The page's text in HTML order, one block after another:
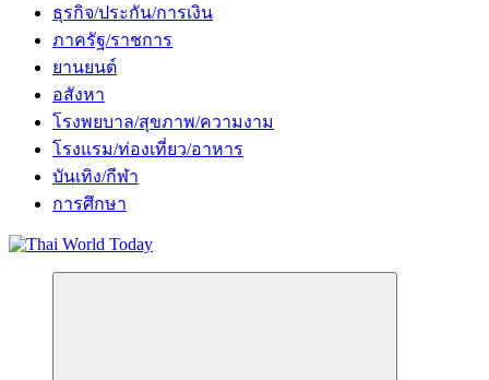
ธุรกิจ/ประกัน/การเงิน
ภาครัฐ/ราชการ
ยานยนต์
อสังหา
โรงพยบาล/สุขภาพ/ความงาม
โรงแรม/ท่องเที่ยว/อาหาร
บันเทิง/กีฬา
การศึกษา